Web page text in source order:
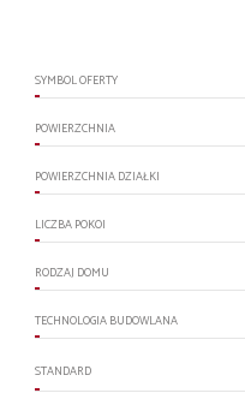
SYMBOL OFERTY
POWIERZCHNIA
POWIERZCHNIA DZIAŁKI
LICZBA POKOI
RODZAJ DOMU
TECHNOLOGIA BUDOWLANA
STANDARD